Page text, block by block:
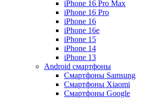
iPhone 16 Pro Max
iPhone 16 Pro
iPhone 16
iPhone 16e
iPhone 15
iPhone 14
iPhone 13
Android cмартфоны
Смартфоны Samsung
Смартфоны Xiaomi
Смартфоны Google